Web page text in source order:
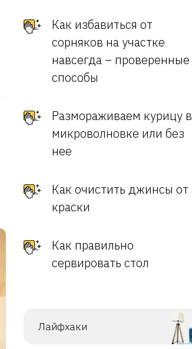
Как избавиться от
сорняков на участке
навсегда – проверенные
способы
Размораживаем курицу в
микроволновке или без
нее
Как очистить джинсы от
краски
Как правильно
сервировать стол
Лайфхаки